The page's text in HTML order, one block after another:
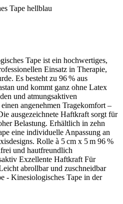
Tape hellblau
Tape ist ein hochwertiges,
Einsatz in Therapie,
Es besteht zu 96 % aus
und kommt ganz ohne Latex
und atmungsaktiven
angenehmen Tragekomfort –
ausgezeichnete Haftkraft sorgt für
Belastung. Erhältlich in zehn
eine individuelle Anpassung an
Rolle à 5 cm x 5 m 96 %
und hautfreundlich
Exzellente Haftkraft Für
abrollbar und zuschneidbar
- Kinesiologisches Tape in der